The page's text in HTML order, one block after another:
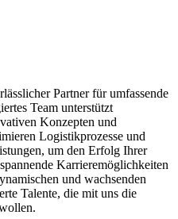
Partner für umfassende
Team unterstützt
Konzepten und
Logistikprozesse und
um den Erfolg Ihrer
Karrieremöglichkeiten
und wachsenden
Talente, die mit uns die